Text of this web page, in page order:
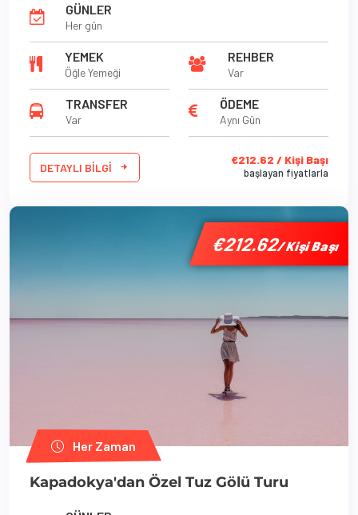
GÜNLER
Her gün
YEMEK
Öğle Yemeği
REHBER
Var
TRANSFER
Var
ÖDEME
Aynı Gün
DETAYLI BILGI
€212.62 / Kişi Başı
başlayan fiyatlarla
€212.62/ Kişi Başı
'
€212.62/ Kişi Başı
Her Zaman
Kapadokya'dan Özel Tuz Gölü Turu